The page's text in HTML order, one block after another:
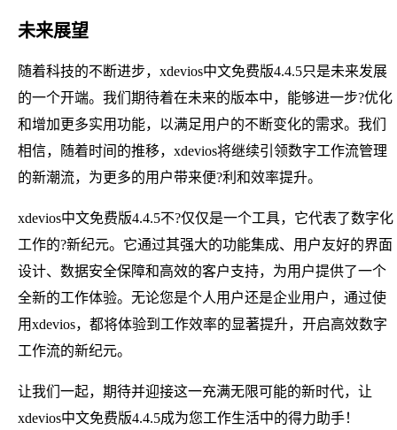
未来展望
随着科技的不断进步，xdevios中文免费版4.4.5只是未来发展
的一个开端。我们期待着在未来的版本中，能够进一步?优化
和增加更多实用功能，以满足用户的不断变化的需求。我们
相信，随着时间的推移，xdevios将继续引领数字工作流管理
的新潮流，为更多的用户带来便?利和效率提升。
xdevios中文免费版4.4.5不?仅仅是一个工具，它代表了数字化
工作的?新纪元。它通过其强大的功能集成、用户友好的界面
设计、数据安全保障和高效的客户支持，为用户提供了一个
全新的工作体验。无论您是个人用户还是企业用户，通过使
用xdevios，都将体验到工作效率的显著提升，开启高效数字
工作流的新纪元。
让我们一起，期待并迎接这一充满无限可能的新时代，让
xdevios中文免费版4.4.5成为您工作生活中的得力助手！